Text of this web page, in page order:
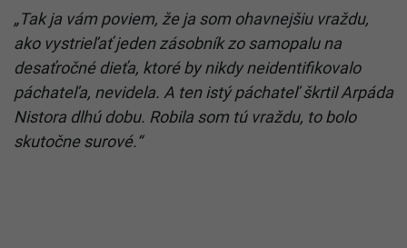
„Tak ja vám poviem, že ja som ohavnejšiu vraždu,
ako vystrieľať jeden zásobník zo samopalu na
desaťročné dieťa, ktoré by nikdy neidentifikovalo
páchateľa, nevidela. A ten istý páchateľ škrtil Arpáda
Nistora dlhú dobu. Robila som tú vraždu, to bolo
skutočne surové.“